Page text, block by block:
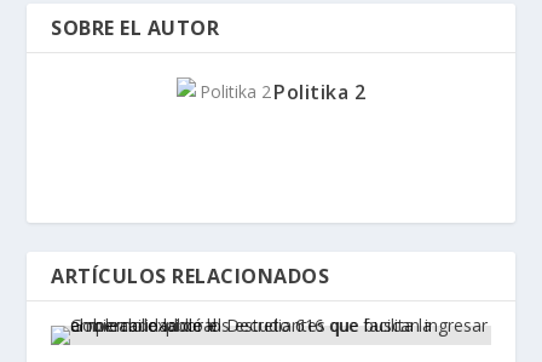
SOBRE EL AUTOR
Politika 2
ARTÍCULOS RELACIONADOS